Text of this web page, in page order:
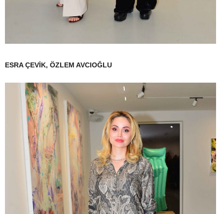
ESRA ÇEVİK, ÖZLEM AVCIOĞLU